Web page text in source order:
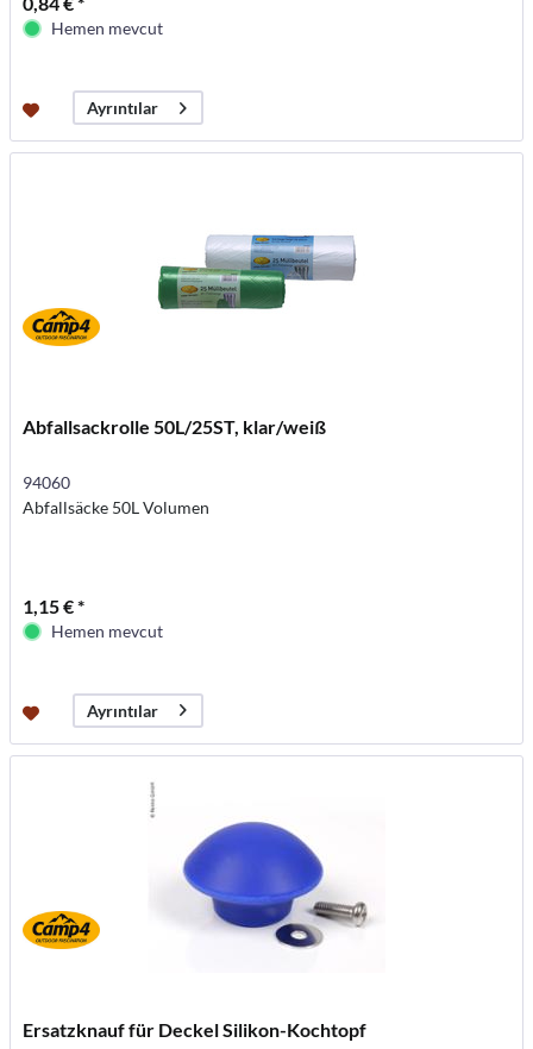
Hemen mevcut
Ayrıntılar
Abfallsackrolle 50L/25ST, klar/weiß
94060
Abfallsäcke 50L Volumen
1,15 € *
Hemen mevcut
Ayrıntılar
Ersatzknauf für Deckel Silikon-Kochtopf